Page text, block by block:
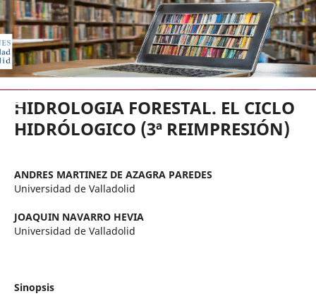
EDICIONES UNIVERSIDAD DE
HIDROLOGIA FORESTAL. EL CICLO
HIDRÓLOGICO (3ª REIMPRESIÓN)
ANDRES MARTINEZ DE AZAGRA PAREDES
Universidad de Valladolid
JOAQUIN NAVARRO HEVIA
Universidad de Valladolid
Sinopsis